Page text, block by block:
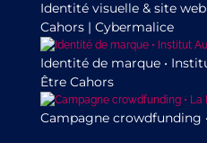
Identité visuelle & site
Cahors | Cybermalice
Identité de marque •
Être Cahors
Campagne crowdfunding